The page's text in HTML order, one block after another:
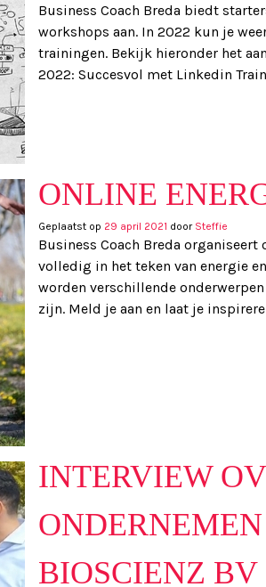
Business Coach Breda biedt
workshops aan. In 2022 kun je
trainingen. Bekijk hieronder het
2022: Succesvol met Linkedin
ONLINE
Geplaatst op 29 april 2021 door Steffie
Business Coach Breda organiseert
volledig in het teken van energie
worden verschillende
zijn. Meld je aan en laat je
INTERVIEW
BIOSCIENZ BV